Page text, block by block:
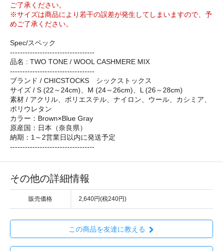
ご了承ください。
※サイズは商品により若干の誤差が発生してしまいますので、予
めご了承ください。
Spec/スペック
----------------------------------
品名 : TWO TONE / WOOL CASHMERE MIX
----------------------------------
ブランド / CHICSTOCKS シックストックス
サイズ / S (22～24cm)、M (24～26cm)、L (26～28cm)
素材 / アクリル、ポリエステル、ナイロン、ウール、カシミア、
ポリウレタン
カラー：Brown×Blue Gray
原産国：日本（奈良県）
納期：1～2営業日以内に発送予定
----------------------------------
その他の詳細情報
販売価格 2,640円(税240円)
この商品を友達に教える